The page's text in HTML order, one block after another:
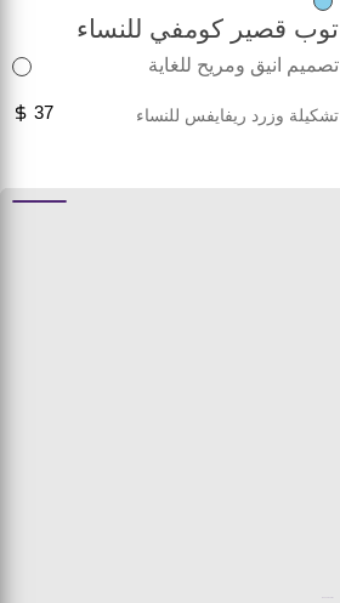
توب قصير كومفي للنساء
تصميم انيق ومريح للغاية
تشكيلة وزرد ريفايفس للنساء 37